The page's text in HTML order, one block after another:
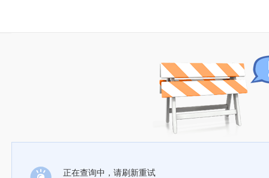
正在查询中，请刷新重试